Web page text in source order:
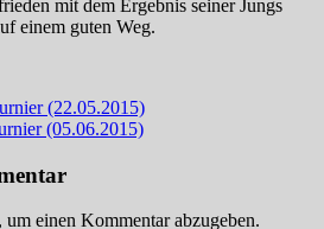
mit dem Ergebnis seiner Jungs
einem guten Weg.
(22.05.2015)
(05.06.2015)
um einen Kommentar abzugeben.